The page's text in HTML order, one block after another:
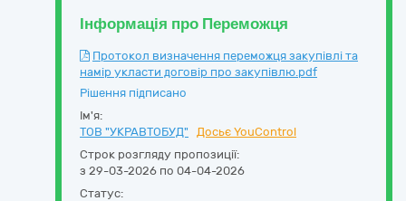
Інформація про Переможця
Протокол визначення переможця закупівлі та
намір укласти договір про закупівлю.pdf
Рішення підписано
Ім'я:
ТОВ "УКРАВТОБУД"
Досьє YouControl
Строк розгляду пропозиції:
з 29-03-2026 по 04-04-2026
Статус: